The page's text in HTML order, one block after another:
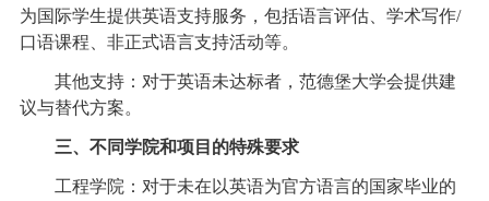
为国际学生提供英语支持服务，包括语言评估、学术写作/
口语课程、非正式语言支持活动等。
其他支持：对于英语未达标者，范德堡大学会提供建
议与替代方案。
三、不同学院和项目的特殊要求
工程学院：对于未在以英语为官方语言的国家毕业的